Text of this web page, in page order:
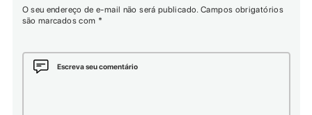
O seu endereço de e-mail não será publicado. Campos obrigatórios
são marcados com *
Escreva seu comentário